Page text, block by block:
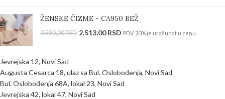
ŽENSKE ČIZME - CA950 BEŽ
3.590,00RSD 2.513,00RSD PDV 20% je uračunat u cenu
Jevrejska 12, Novi Sad
Augusta Cesarca 18, ulaz sa Bul. Oslobođenja, Novi Sad
Bul. Oslobođenja 68A, lokal 23, Novi Sad
Jevrejska 42, lokal 47, Novi Sad